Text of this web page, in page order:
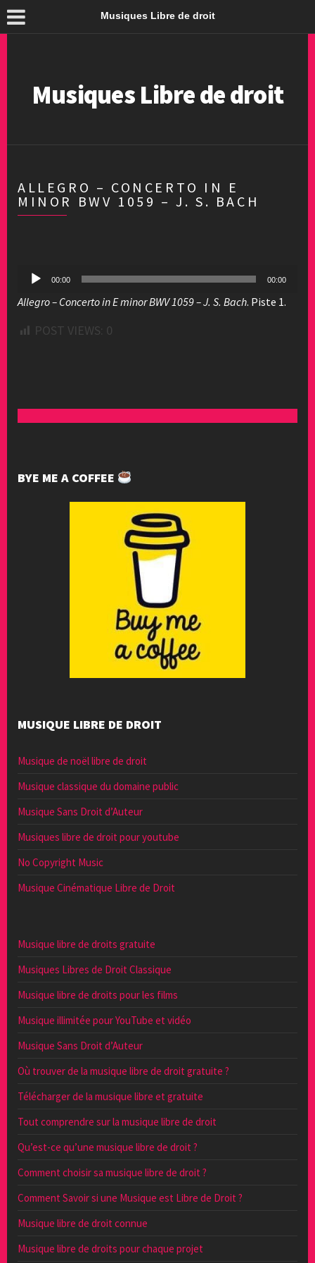
Musiques Libre de droit
Musiques Libre de droit
ALLEGRO – CONCERTO IN E
MINOR BWV 1059 – J. S. BACH
Lecteur 00:00 00:00
Allegro – Concerto in E minor BWV 1059 – J. S. Bach. Piste 1.
POST VIEWS: 0
BYE ME A COFFEE
MUSIQUE LIBRE DE DROIT
Musique de noël libre de droit
Musique classique du domaine public
Musique Sans Droit d’Auteur
Musiques libre de droit pour youtube
No Copyright Music
Musique Cinématique Libre de Droit
Musique libre de droits gratuite
Musiques Libres de Droit Classique
Musique libre de droits pour les films
Musique illimitée pour YouTube et vidéo
Musique Sans Droit d’Auteur
Où trouver de la musique libre de droit gratuite ?
Télécharger de la musique libre et gratuite
Tout comprendre sur la musique libre de droit
Qu’est-ce qu’une musique libre de droit ?
Comment choisir sa musique libre de droit ?
Comment Savoir si une Musique est Libre de Droit ?
Musique libre de droit connue
Musique libre de droits pour chaque projet